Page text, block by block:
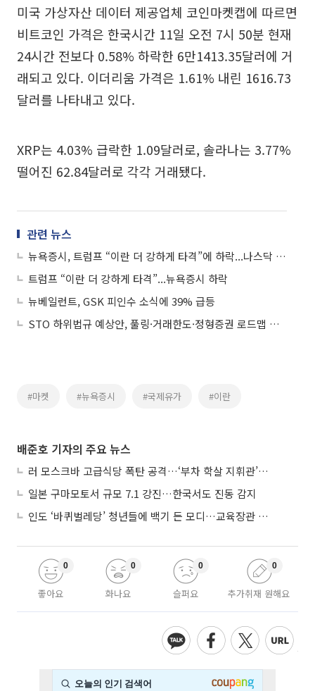
미국 가상자산 데이터 제공업체 코인마켓캡에 따르면
비트코인 가격은 한국시간 11일 오전 7시 50분 현재
24시간 전보다 0.58% 하락한 6만1413.35달러에 거
래되고 있다. 이더리움 가격은 1.61% 내린 1616.73
달러를 나타내고 있다.
XRP는 4.03% 급락한 1.09달러로, 솔라나는 3.77%
떨어진 62.84달러로 각각 거래됐다.
관련 뉴스
뉴욕증시, 트럼프 “이란 더 강하게 타격”에 하락...나스닥 1.98%↓
트럼프 “이란 더 강하게 타격”...뉴욕증시 하락
뉴베일런트, GSK 피인수 소식에 39% 급등
STO 하위법규 예상안, 풀링·거래한도·정형증권 로드맵 제시
#마켓 #뉴욕증시 #국제유가 #이란
배준호 기자의 주요 뉴스
러 모스크바 고급식당 폭탄 공격…‘부차 학살 지휘관’ 노렸나
일본 구마모토서 규모 7.1 강진…한국서도 진동 감지
인도 ‘바퀴벌레당’ 청년들에 백기 든 모디…교육장관 사퇴
좋아요
0
화나요
0
슬퍼요
0
추가취재 원해요
0